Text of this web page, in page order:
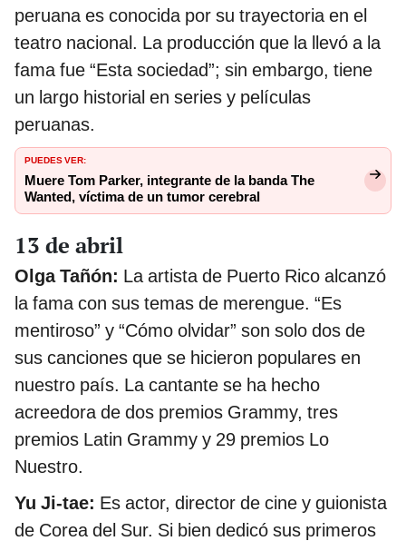
peruana es conocida por su trayectoria en el
teatro nacional. La producción que la llevó a la
fama fue “Esta sociedad”; sin embargo, tiene
un largo historial en series y películas
peruanas.
PUEDES VER:
Muere Tom Parker, integrante de la banda The
Wanted, víctima de un tumor cerebral
13 de abril
Olga Tañón: La artista de Puerto Rico alcanzó
la fama con sus temas de merengue. “Es
mentiroso” y “Cómo olvidar” son solo dos de
sus canciones que se hicieron populares en
nuestro país. La cantante se ha hecho
acreedora de dos premios Grammy, tres
premios Latin Grammy y 29 premios Lo
Nuestro.
Yu Ji-tae: Es actor, director de cine y guionista
de Corea del Sur. Si bien dedicó sus primeros